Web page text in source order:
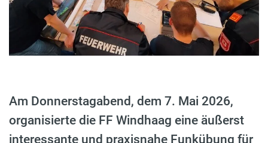
Am Donnerstagabend, dem 7. Mai 2026,
organisierte die FF Windhaag eine äußerst
interessante und praxisnahe Funkübung für